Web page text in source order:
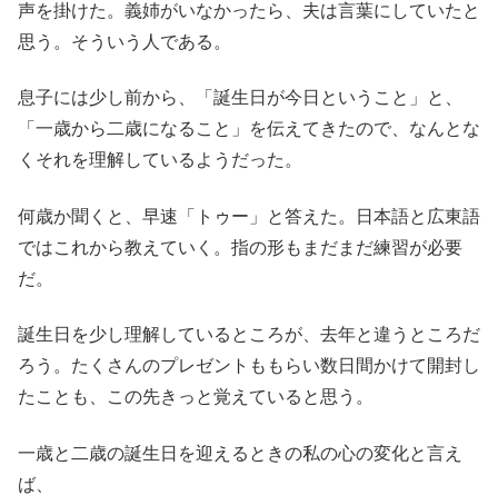
声を掛けた。義姉がいなかったら、夫は言葉にしていたと
思う。そういう人である。
息子には少し前から、「誕生日が今日ということ」と、
「一歳から二歳になること」を伝えてきたので、なんとな
くそれを理解しているようだった。
何歳か聞くと、早速「トゥー」と答えた。日本語と広東語
ではこれから教えていく。指の形もまだまだ練習が必要
だ。
誕生日を少し理解しているところが、去年と違うところだ
ろう。たくさんのプレゼントももらい数日間かけて開封し
たことも、この先きっと覚えていると思う。
一歳と二歳の誕生日を迎えるときの私の心の変化と言え
ば、